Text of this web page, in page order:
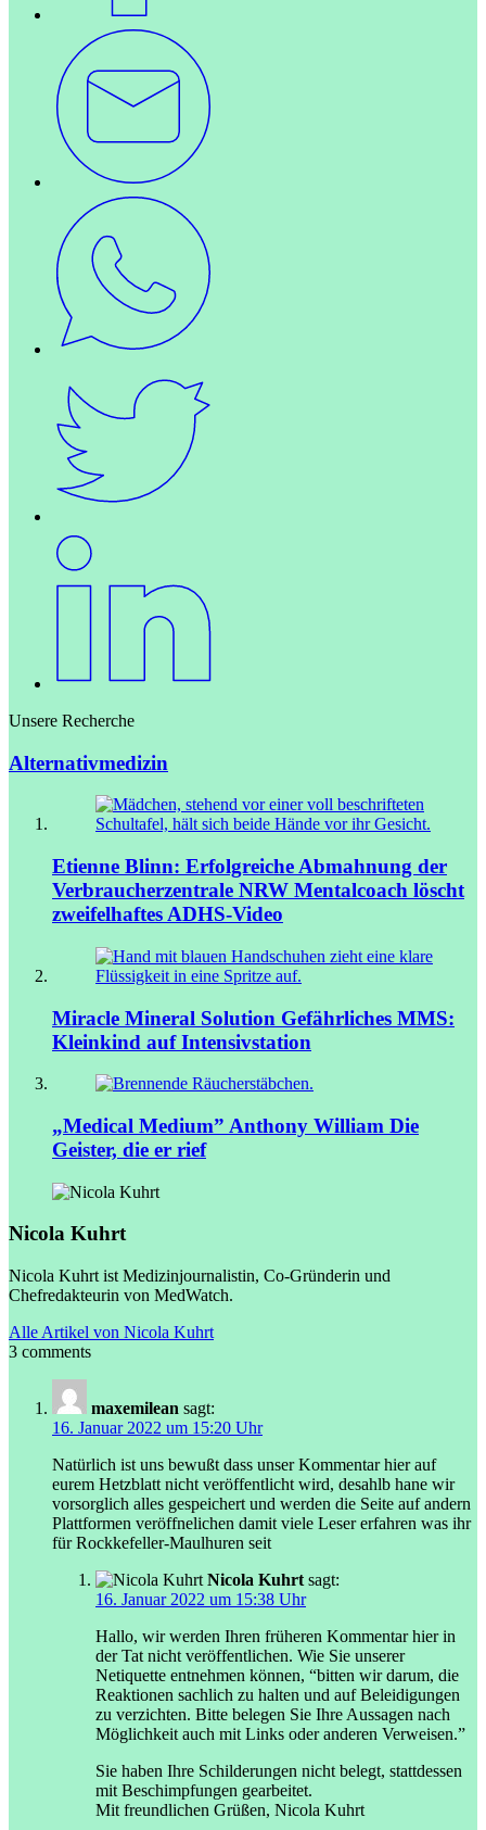
Unsere Recherche
Alternativmedizin
Etienne Blinn: Erfolgreiche Abmahnung der
Verbraucherzentrale NRW Mentalcoach löscht
zweifelhaftes ADHS-Video
Miracle Mineral Solution Gefährliches MMS:
Kleinkind auf Intensivstation
„Medical Medium” Anthony William Die
Geister, die er rief
Nicola Kuhrt
Nicola Kuhrt ist Medizinjournalistin, Co-Gründerin und
Chefredakteurin von MedWatch.
Alle Artikel von Nicola Kuhrt
3 comments
maxemilean sagt:
16. Januar 2022 um 15:20 Uhr
Natürlich ist uns bewußt dass unser Kommentar hier auf
eurem Hetzblatt nicht veröffentlicht wird, desahlb hane wir
vorsorglich alles gespeichert und werden die Seite auf andern
Plattformen veröffnelichen damit viele Leser erfahren was ihr
für Rockkefeller-Maulhuren seit
Nicola Kuhrt sagt:
16. Januar 2022 um 15:38 Uhr
Hallo, wir werden Ihren früheren Kommentar hier in
der Tat nicht veröffentlichen. Wie Sie unserer
Netiquette entnehmen können, “bitten wir darum, die
Reaktionen sachlich zu halten und auf Beleidigungen
zu verzichten. Bitte belegen Sie Ihre Aussagen nach
Möglichkeit auch mit Links oder anderen Verweisen.”
Sie haben Ihre Schilderungen nicht belegt, stattdessen
mit Beschimpfungen gearbeitet.
Mit freundlichen Grüßen, Nicola Kuhrt